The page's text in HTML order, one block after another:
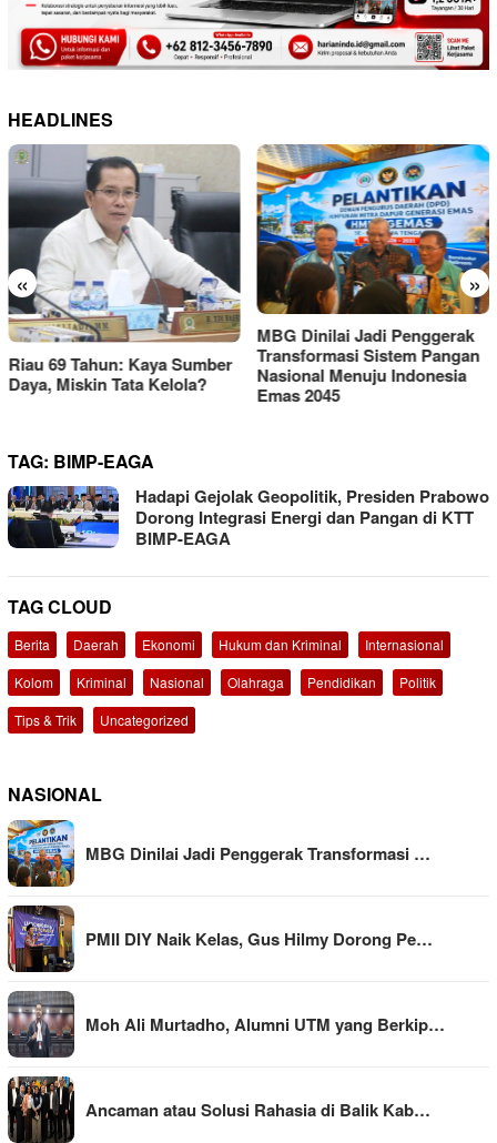
HEADLINES
« »
MBG Dinilai Jadi Penggerak
Transformasi Sistem Pangan
Nasional Menuju Indonesia
Emas 2045
KEMAKI Geruduk Kejati
Jatim, Desak Usut Dugaan
Mark-up Anggaran Dishub
Rp111 Miliar
TAG: BIMP-EAGA
Hadapi Gejolak Geopolitik, Presiden Prabowo
Dorong Integrasi Energi dan Pangan di KTT
BIMP-EAGA
TAG CLOUD
Berita Daerah Ekonomi Hukum dan Kriminal
Internasional
Kolom
Kriminal Nasional Olahraga Pendidikan
Politik
Tips & Trik
Uncategorized
NASIONAL
MBG Dinilai Jadi Penggerak Transformasi …
PMII DIY Naik Kelas, Gus Hilmy Dorong Pe…
Moh Ali Murtadho, Alumni UTM yang Berkip…
Ancaman atau Solusi Rahasia di Balik Kab…